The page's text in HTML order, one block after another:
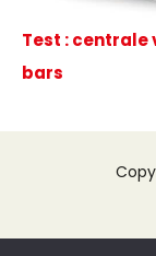
Test : centrale
bars